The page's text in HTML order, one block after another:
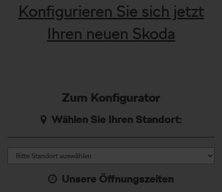
Konfigurieren Sie sich jetzt
Ihren neuen Skoda
Zum Konfigurator
Wählen Sie Ihren Standort:
Unsere Öffnungszeiten